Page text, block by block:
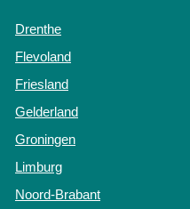
Drenthe
Flevoland
Friesland
Gelderland
Groningen
Limburg
Noord-Brabant